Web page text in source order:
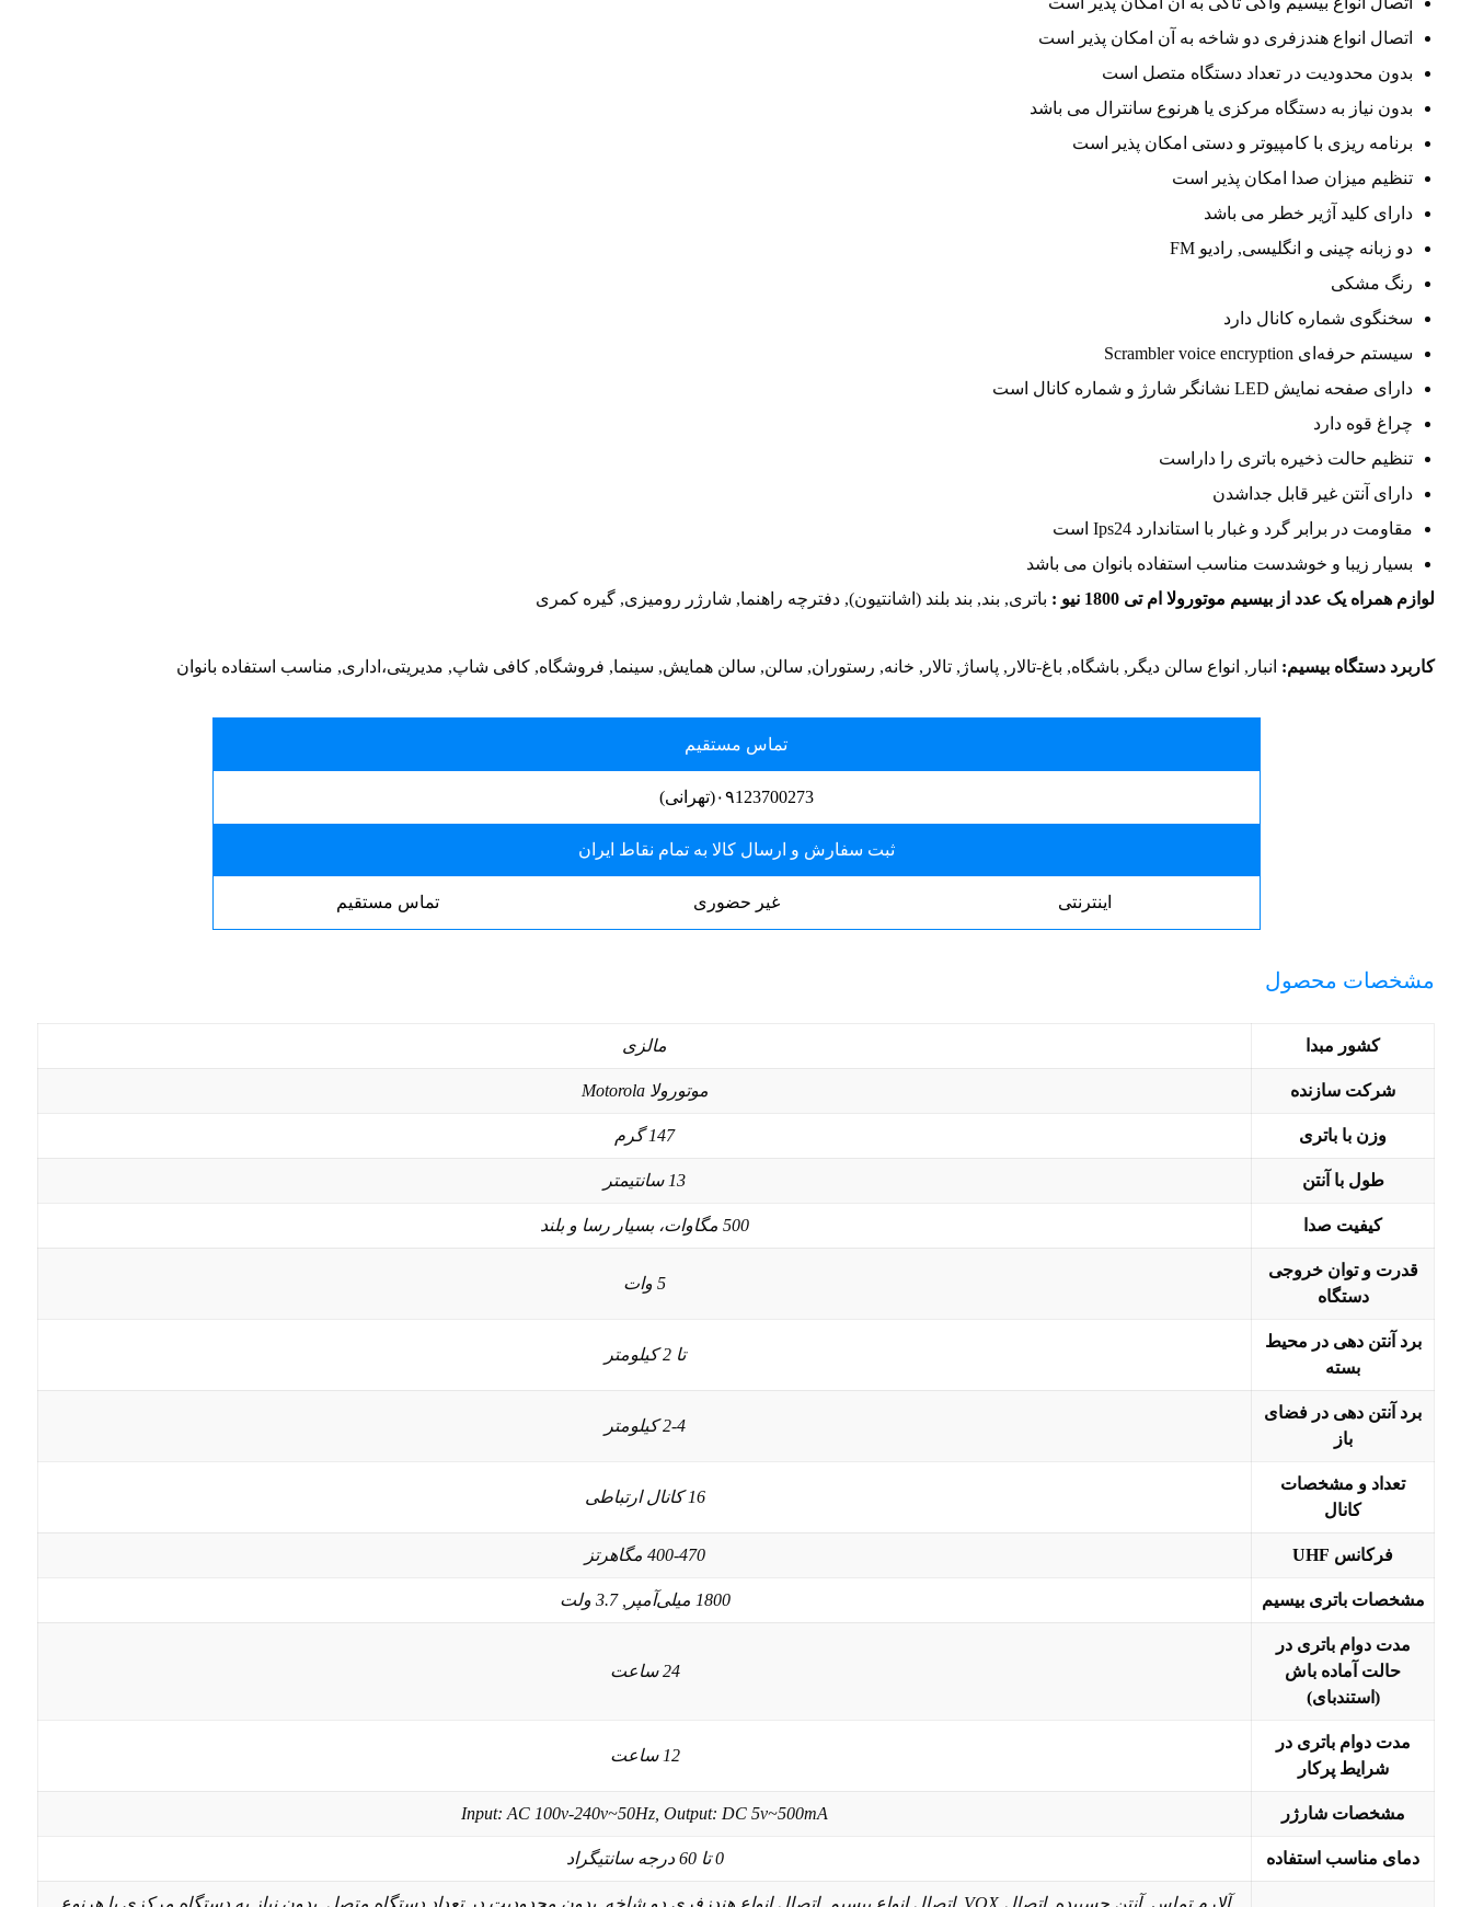
اتصال انواع هندزفری دو شاخه به آن امکان پذیر است
بدون محدودیت در تعداد دستگاه متصل است
بدون نیاز به دستگاه مرکزی یا هرنوع سانترال می باشد
برنامه ریزی با کامپیوتر و دستی امکان پذیر است
تنظیم میزان صدا امکان پذیر است
دارای کلید آژیر خطر می باشد
دو زبانه چینی و انگلیسی, رادیو FM
رنگ مشکی
سخنگوی شماره کانال دارد
سیستم حرفه‌ای Scrambler voice encryption
دارای صفحه نمایش LED نشانگر شارژ و شماره کانال است
چراغ قوه دارد
تنظیم حالت ذخیره باتری را داراست
دارای آنتن غیر قابل جداشدن
مقاومت در برابر گرد و غبار با استاندارد Ips24 است
بسیار زیبا و خوشدست مناسب استفاده بانوان می باشد
لوازم همراه یک عدد از بیسیم موتورولاام تی 1800 نیو : باتری, بند, بند بلند (اشانتیون), دفترچه راهنما, شارژر رومیزی, گیره کمری
کاربرد دستگاه بیسیم: انبار, انواع سالن دیگر, باشگاه, باغ-تالار, پاساژ, تالار, خانه, رستوران, سالن, سالن همایش, سینما, فروشگاه, کافی شاپ, مدیریتی،اداری, مناسب استفاده بانوان
تماس مستقیم
۰۹123700273(تهرانی)
ثبت سفارش و ارسال کالا به تمام نقاط ایران
اینترنتی غیر حضوری تماس مستقیم
مشخصات محصول
کشور مبدا مالزی
شرکت سازنده موتورولا Motorola
وزن با باتری 147 گرم
طول با آنتن 13 سانتیمتر
کیفیت صدا 500 مگاوات، بسیار رسا و بلند
قدرت و توان خروجی
دستگاه
5 وات
برد آنتن دهی در محیط
بسته
تا 2 کیلومتر
برد آنتن دهی در فضای
باز
2-4 کیلومتر
تعداد و مشخصات
کانال
16 کانال ارتباطی
فرکانس UHF 400-470 مگاهرتز
مشخصات باتری بیسیم 1800 میلی‌آمپر, 3.7 ولت
مدت دوام باتری در
حالت آماده باش
(استندبای)
24 ساعت
مدت دوام باتری در
شرایط پرکار
12 ساعت
مشخصات شارژر Input: AC 100v-240v~50Hz, Output: DC 5v~500mA
دمای مناسب استفاده 0 تا 60 درجه سانتیگراد